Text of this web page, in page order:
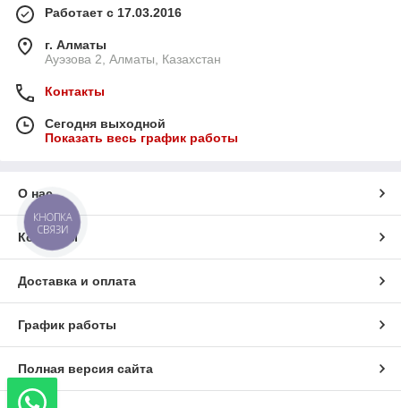
Работает с 17.03.2016
г. Алматы
Ауэзова 2, Алматы, Казахстан
Контакты
Сегодня выходной
Показать весь график работы
О нас
Контакты
Доставка и оплата
График работы
Полная версия сайта
КНОПКА
СВЯЗИ